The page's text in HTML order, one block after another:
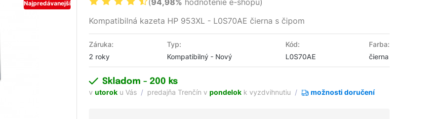
Najpredávanejší
Kompatibilná kazeta HP 953XL - L0S70AE čierna s čipom
Záruka:
2 roky
Typ:
Kompatibilný - Nový
Kód:
L0S70AE
Farba:
čierna
Skladom- 200 ks
vutorok u Vás predajňa Trenčín vpondelok k vyzdvihnutiu možnosti doručení